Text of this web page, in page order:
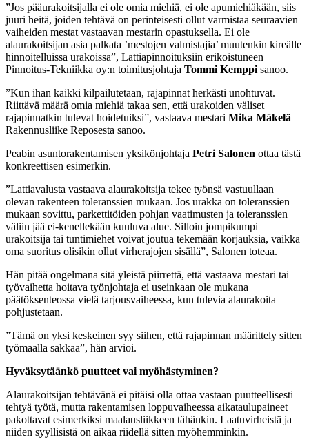
”Jos pääurakoitsijalla ei ole omia miehiä, ei ole apumiehiäkään, siis
juuri heitä, joiden tehtävä on perinteisesti ollut varmistaa seuraavien
vaiheiden mestat vastaavan mestarin opastuksella. Ei ole
alaurakoitsijan asia palkata ’mestojen valmistajia’ muutenkin kireälle
hinnoitelluissa urakoissa”, Lattiapinnoituksiin erikoistuneen
Pinnoitus-Tekniikka oy:n toimitusjohtaja Tommi Kemppi sanoo.
”Kun ihan kaikki kilpailutetaan, rajapinnat herkästi unohtuvat.
Riittävä määrä omia miehiä takaa sen, että urakoiden väliset
rajapinnatkin tulevat hoidetuiksi”, vastaava mestari Mika Mäkelä
Rakennusliike Reposesta sanoo.
Peabin asuntorakentamisen yksikönjohtaja Petri Salonen ottaa tästä
konkreettisen esimerkin.
”Lattiavalusta vastaava alaurakoitsija tekee työnsä vastuullaan
olevan rakenteen toleranssien mukaan. Jos urakka on toleranssien
mukaan sovittu, parkettitöiden pohjan vaatimusten ja toleranssien
väliin jää ei-kenellekään kuuluva alue. Silloin jompikumpi
urakoitsija tai tuntimiehet voivat joutua tekemään korjauksia, vaikka
oma suoritus olisikin ollut virherajojen sisällä”, Salonen toteaa.
Hän pitää ongelmana sitä yleistä piirrettä, että vastaava mestari tai
työvaihetta hoitava työnjohtaja ei useinkaan ole mukana
päätöksenteossa vielä tarjousvaiheessa, kun tulevia alaurakoita
pohjustetaan.
”Tämä on yksi keskeinen syy siihen, että rajapinnan määrittely sitten
työmaalla sakkaa”, hän arvioi.
Hyväksytäänkö puutteet vai myöhästyminen?
Alaurakoitsijan tehtävänä ei pitäisi olla ottaa vastaan puutteellisesti
tehtyä työtä, mutta rakentamisen loppuvaiheessa aikataulupaineet
pakottavat esimerkiksi maalausliikkeen tähänkin. Laatuvirheistä ja
niiden syyllisistä on aikaa riidellä sitten myöhemminkin.